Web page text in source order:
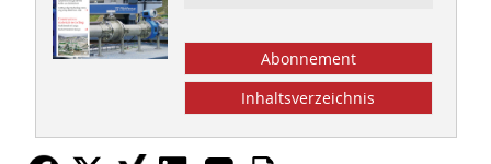
Abonnement
Inhaltsverzeichnis